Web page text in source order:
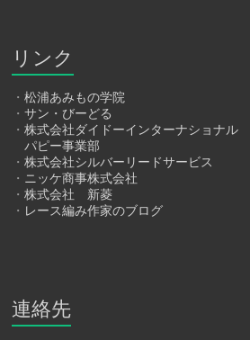
リンク
・松浦あみもの学院
・サン・びーどる
・株式会社ダイドーインターナショナル
パピー事業部
・株式会社シルバーリードサービス
・ ニッケ商事株式会社
・株式会社 新菱
・ レース編み作家のブログ
連絡先